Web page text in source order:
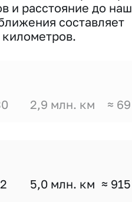
и расстояние до
составляет
2,9 млн. км ≈
5,0 млн. км ≈